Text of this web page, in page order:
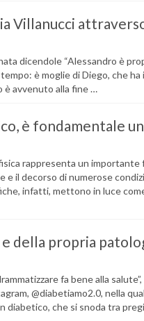
Villanucci
dicendole “Alessandro è
è moglie di Diego, che ha
è avvenuto alla fine …
è fondamentale un
rappresenta un
e il decorso di numerose
infatti, mettono in luce
e della propria
fa bene alla
@diabetiamo2.0, nella
diabetico, che si snoda tra